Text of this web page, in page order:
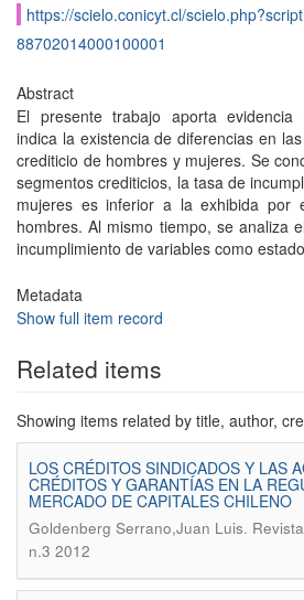
https://scielo.conicyt.cl/
88702014000100001
Abstract
El presente trabajo aporta evidencia
indica la existencia de diferencias en
crediticio de hombres y mujeres. Se
segmentos crediticios, la tasa de
mujeres es inferior a la exhibida por
hombres. Al mismo tiempo, se analiza
incumplimiento de variables como
Metadata
Show full item record
Related items
Showing items related by title, author,
LOS CRÉDITOS SINDICADOS Y LAS
CRÉDITOS Y GARANTÍAS EN LA
MERCADO DE CAPITALES CHILENO
Goldenberg Serrano,Juan Luis.
n.3 2012